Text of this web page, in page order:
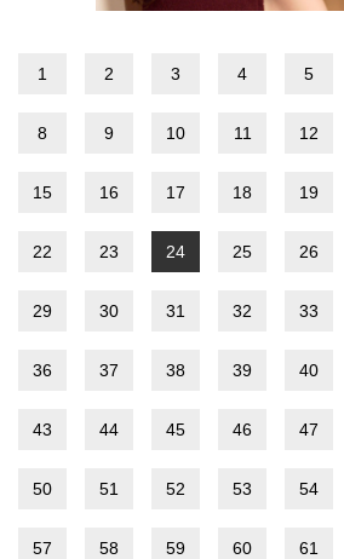
1 2 3 4 5
8 9 10 11 12
15 16 17 18 19
22 23 24 25 26
29 30 31 32 33
36 37 38 39 40
43 44 45 46 47
50 51 52 53 54
57 58 59 60 61